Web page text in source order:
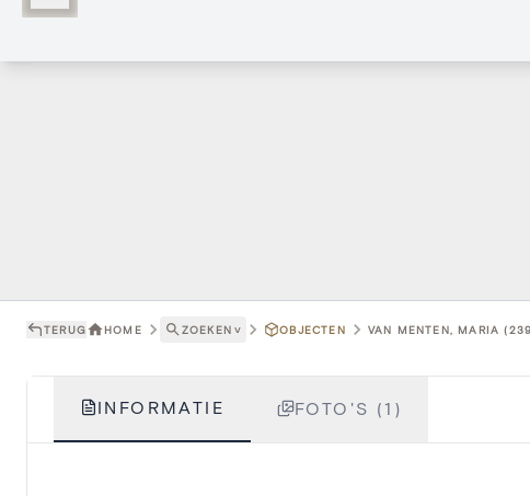
TERUG HOME ZOEKEN ˅ OBJECTEN VAN MENTEN, MARIA
INFORMATIE FOTO'S (1)